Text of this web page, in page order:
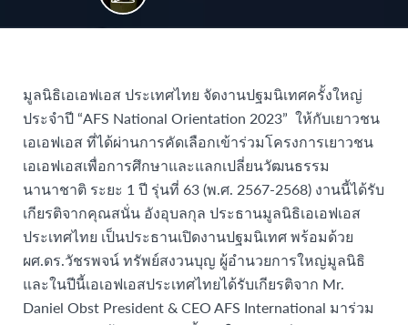
มูลนิธิเอเอฟเอส ประเทศไทย จัดงานปฐมนิเทศครั้งใหญ่
ประจำปี “AFS National Orientation 2023” ให้กับเยาวชน
เอเอฟเอส ที่ได้ผ่านการคัดเลือกเข้าร่วมโครงการเยาวชน
เอเอฟเอสเพื่อการศึกษาและแลกเปลี่ยนวัฒนธรรม
นานาชาติ ระยะ 1 ปี รุ่นที่ 63 (พ.ศ. 2567-2568) งานนี้ได้รับ
เกียรติจากคุณสนั่น อังอุบลกุล ประธานมูลนิธิเอเอฟเอส
ประเทศไทย เป็นประธานเปิดงานปฐมนิเทศ พร้อมด้วย
ผศ.ดร.วัชรพจน์ ทรัพย์สงวนบุญ ผู้อำนวยการใหญ่มูลนิธิ
และในปีนี้เอเอฟเอสประเทศไทยได้รับเกียรติจาก Mr.
Daniel Obst President & CEO AFS International มาร่วม